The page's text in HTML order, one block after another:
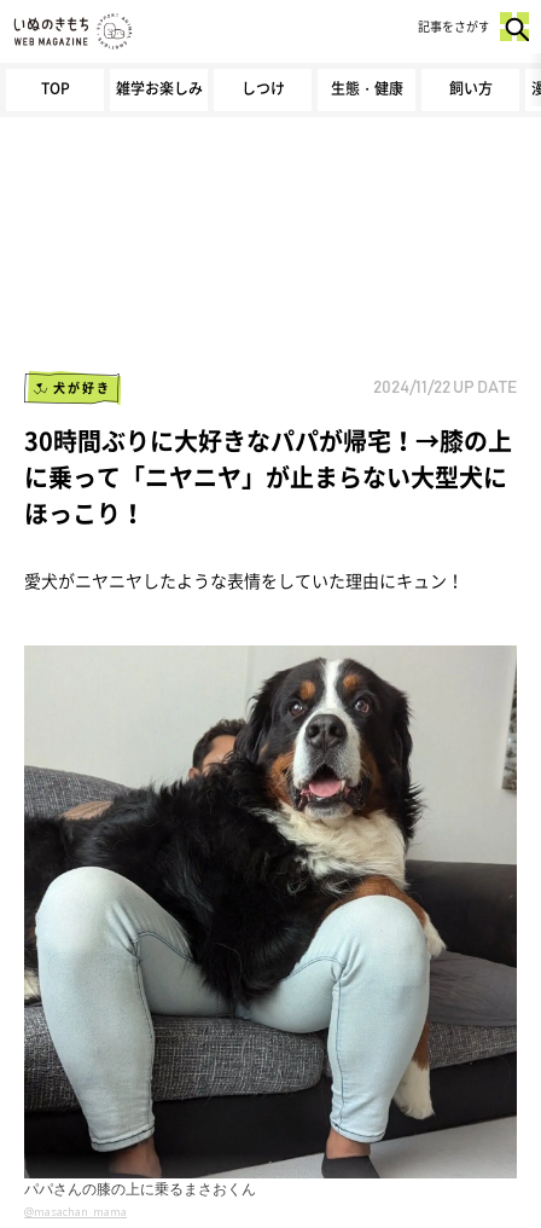
TOP 雑学お楽しみ しつけ 生態・健康 飼い方
記事をさがす
犬が好き 2024/11/22 UP DATE
30時間ぶりに大好きなパパが帰宅！→膝の上
に乗って「ニヤニヤ」が止まらない大型犬に
ほっこり！
愛犬がニヤニヤしたような表情をしていた理由にキュン！
パパさんの膝の上に乗るまさおくん
@masachan_mama